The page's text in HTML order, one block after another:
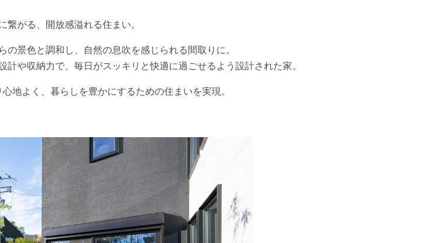
繋がる、開放感溢れる住まい。
の景色と調和し、自然の息吹を感じられる間取りに。
や収納力で、毎日がスッキリと快適に過ごせるよう設計された家。
地よく、暮らしを豊かにするための住まいを実現。